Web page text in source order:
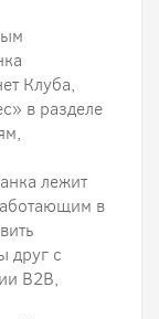
Клуба,
в разделе
лежит
в
друг с
B2B,